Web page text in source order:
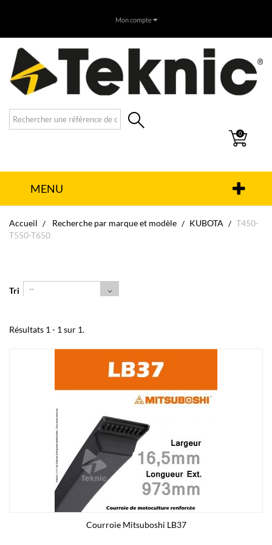
Mon compte
0
MENU
Accueil Recherche par marque et modèle KUBOTA
T450-
T550-T650
Tri --
Résultats 1 - 1 sur 1.
Courroie Mitsuboshi LB37